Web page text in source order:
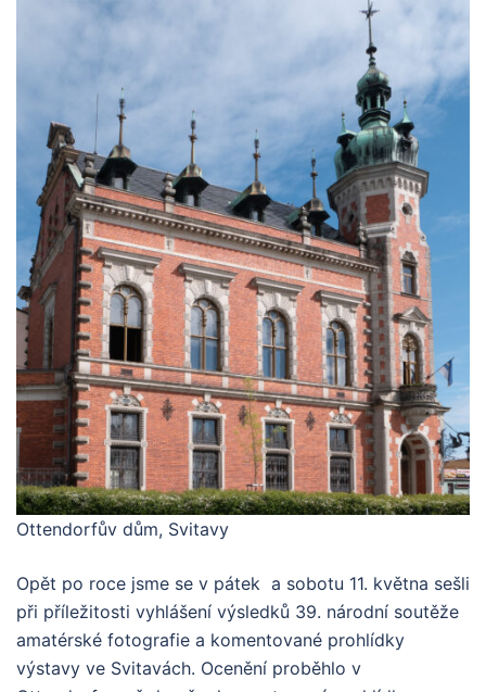
Ottendorfův dům, Svitavy
Opět po roce jsme se v pátek a sobotu 11. května sešli
při příležitosti vyhlášení výsledků 39. národní soutěže
amatérské fotografie a komentované prohlídky
výstavy ve Svitavách. Ocenění proběhlo v